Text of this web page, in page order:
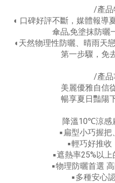
/產
◖ 口碑好評不斷，媒體報
傘品,免塗抹防曬
◖天然物理性防曬、晴雨天
第一步驟，免
/產
美麗優雅自信
暢享夏日豔陽
降溫10℃涼感
▪扁型小巧握
▪輕巧好推收
▪遮熱率25%以
▪物理防曬首選
▪多種安心